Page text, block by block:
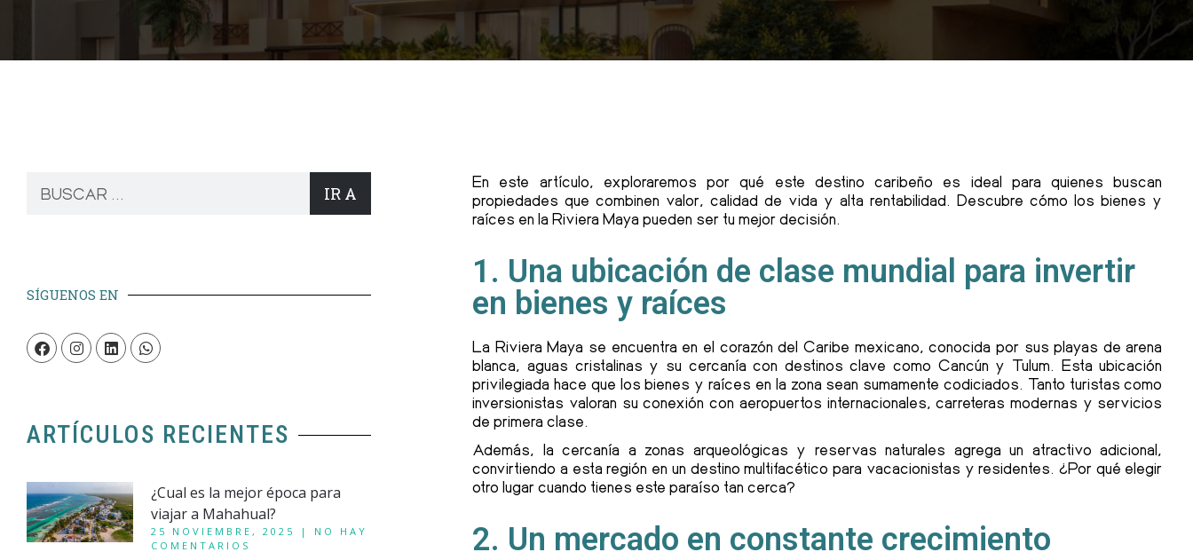
IR A
SÍGUENOS EN
ARTÍCULOS RECIENTES
¿Cual es la mejor época para
viajar a Mahahual?
25 NOVIEMBRE, 2025
NO HAY
COMENTARIOS
En este artículo, exploraremos por qué este destino caribeño es ideal para quienes buscan
propiedades que combinen valor, calidad de vida y alta rentabilidad. Descubre cómo los bienes y
raíces en la Riviera Maya pueden ser tu mejor decisión.
1. Una ubicación de clase mundial para invertir
en bienes y raíces
La Riviera Maya se encuentra en el corazón del Caribe mexicano, conocida por sus playas de arena
blanca, aguas cristalinas y su cercanía con destinos clave como Cancún y Tulum. Esta ubicación
privilegiada hace que los bienes y raíces en la zona sean sumamente codiciados. Tanto turistas como
inversionistas valoran su conexión con aeropuertos internacionales, carreteras modernas y servicios
de primera clase.
Además, la cercanía a zonas arqueológicas y reservas naturales agrega un atractivo adicional,
convirtiendo a esta región en un destino multifacético para vacacionistas y residentes. ¿Por qué elegir
otro lugar cuando tienes este paraíso tan cerca?
2. Un mercado en constante crecimiento